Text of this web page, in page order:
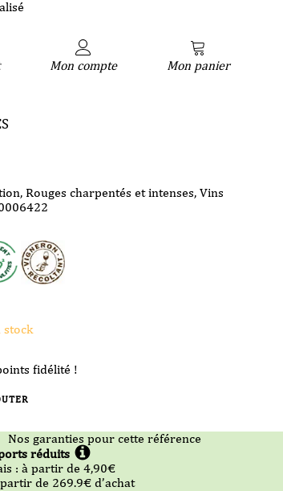
Mon compte Mon panier
, Rouges charpentés et intenses,Vins
stock
fidélité !
Nos garanties pour cette référence
réduits
:à partir de 4,90€
de 269.9€ d’achat